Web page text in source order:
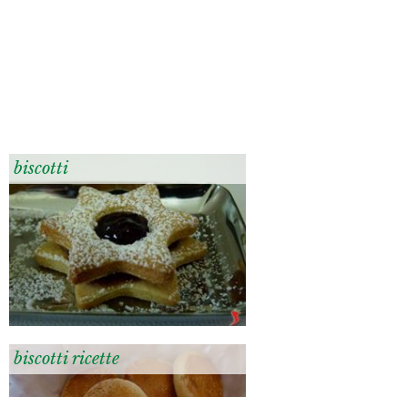
biscotti
biscotti ricette